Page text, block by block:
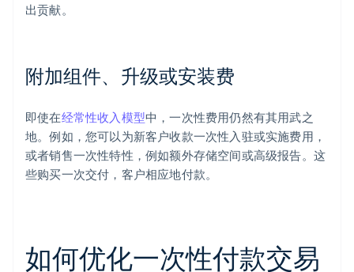
出贡献。
附加组件、升级或安装费
即使在经常性收入模型中，一次性费用仍然有其用武之
地。例如，您可以为新客户收款一次性入驻或实施费用，
或者销售一次性特性，例如额外存储空间或高级报告。这
些购买一次交付，客户相应地付款。
如何优化一次性付款交易